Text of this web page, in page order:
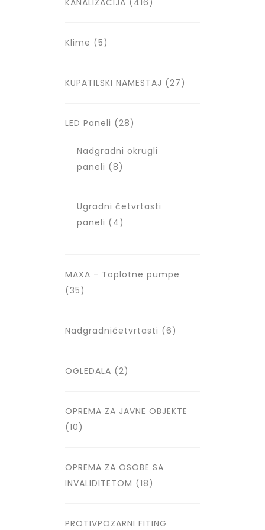
Klime (5)
KUPATILSKI NAMESTAJ (27)
LED Paneli (28)
Nadgradni okrugli
paneli (8)
Ugradni četvrtasti
paneli (4)
MAXA - Toplotne pumpe
(35)
Nadgradničetvrtasti (6)
OGLEDALA (2)
OPREMA ZA JAVNE OBJEKTE
(10)
OPREMA ZA OSOBE SA
INVALIDITETOM (18)
PROTIVPOZARNI FITING